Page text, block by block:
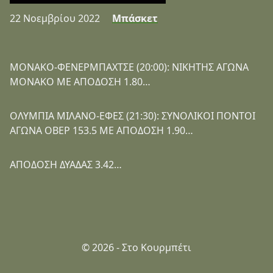
22 Νοεμβρίου 2022 Μπάσκετ
ΜΟΝΑΚΟ-ΦΕΝΕΡΜΠΑΧΤΣΕ (20:00): ΝΙΚΗΤΗΣ ΑΓΩΝΑ
ΜΟΝΑΚΟ ΜΕ ΑΠΟΔΟΣΗ 1.80…
ΟΛΥΜΠΙΑ ΜΙΛΑΝΟ-ΕΦΕΣ (21:30): ΣΥΝΟΛΙΚΟΙ ΠΟΝΤΟΙ
ΑΓΩΝΑ ΟΒΕΡ 153.5 ΜΕ ΑΠΟΔΟΣΗ 1.90…
ΑΠΟΔΟΣΗ ΔΥΑΔΑΣ 3.42…
© 2026 - Στο Κουρμπέτι